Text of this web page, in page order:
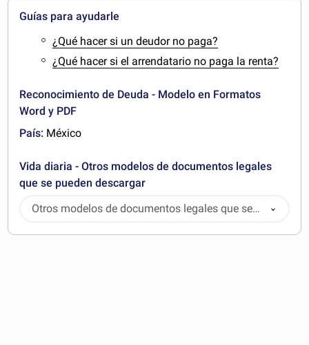
Guías para ayudarle
¿Qué hacer si un deudor no paga?
¿Qué hacer si el arrendatario no paga la renta?
Reconocimiento de Deuda - Modelo en Formatos
Word y PDF
País: México
Vida diaria - Otros modelos de documentos legales
que se pueden descargar
Otros modelos de documentos legales que se
pueden descargar